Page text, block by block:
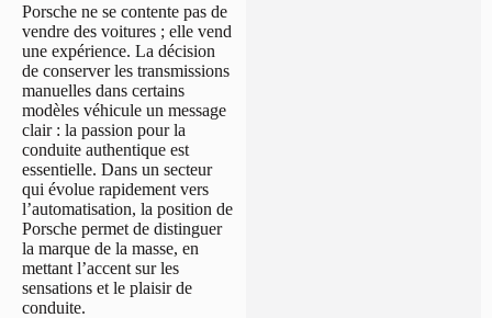
Porsche ne se contente pas de
vendre des voitures ; elle vend
une expérience. La décision
de conserver les transmissions
manuelles dans certains
modèles véhicule un message
clair : la passion pour la
conduite authentique est
essentielle. Dans un secteur
qui évolue rapidement vers
l’automatisation, la position de
Porsche permet de distinguer
la marque de la masse, en
mettant l’accent sur les
sensations et le plaisir de
conduite.